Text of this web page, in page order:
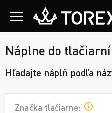
Náplne do
Hľadajte náplň podľa
Značka tlačiarne: